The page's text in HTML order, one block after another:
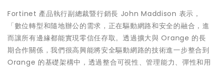
Fortinet 產品執行副總裁暨行銷長 John Maddison 表示，
「數位轉型和隨地辦公的需求，正在驅動網路和安全的融合，進
而讓所有邊緣都能實現零信任存取。透過擴大與 Orange 的長
期合作關係，我們很高興能將安全驅動網路的技術進一步整合到
Orange 的基礎架構中，透過整合可視性、管理能力、彈性和用